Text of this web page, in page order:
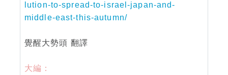
lution-to-spread-to-israel-japan-and-
middle-east-this-autumn/
覺醒大勢頭 翻譯
大編：